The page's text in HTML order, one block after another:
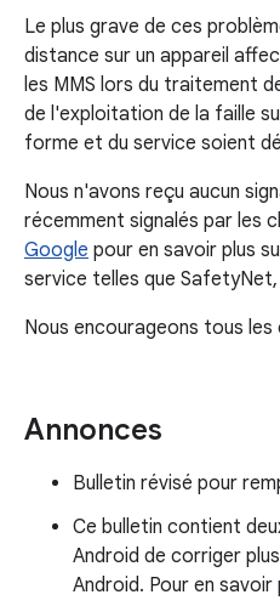
Le plus grave de ces
distance sur un appareil
les MMS lors du traitement
de l'exploitation de la faille
forme et du service soient
Nous n'avons reçu aucun
récemment signalés par les
Google pour en savoir plus
service telles que
Nous encourageons tous
Annonces
Bulletin révisé pour
Ce bulletin contient
Android de corriger
Android. Pour en